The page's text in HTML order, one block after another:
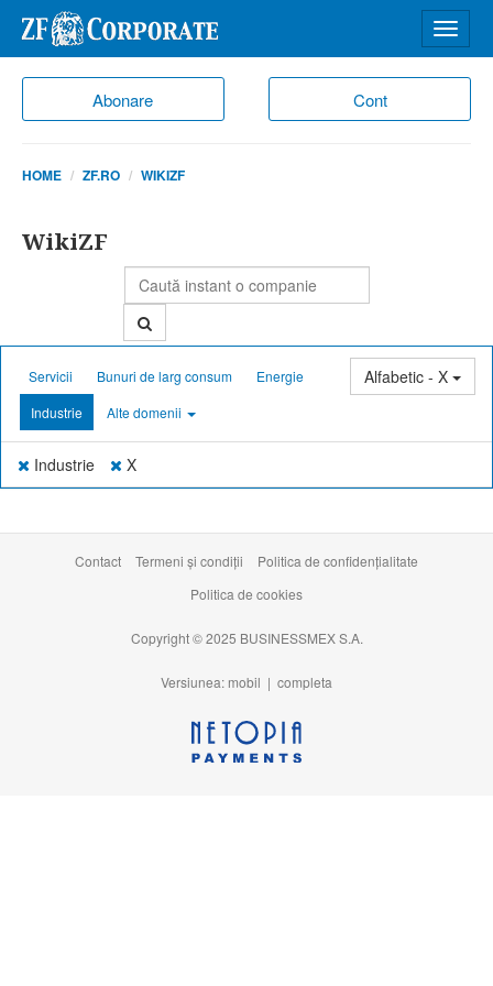
Abonare Cont
meniu
HOME ZF.RO WIKIZF
WikiZF
Alfabetic - X
Servicii Bunuri de larg consum
Energie
Industrie
Alte domenii
Industrie X
Contact Termeni şi condiţii
Politica de confidențialitate
Politica de cookies
Copyright © 2025 BUSINESSMEX S.A.
Versiunea: mobil | completa